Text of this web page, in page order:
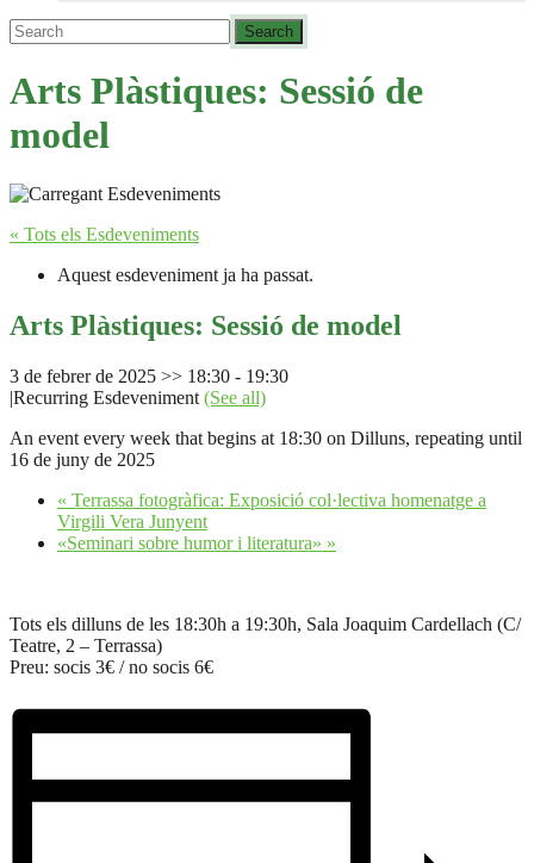
Arts Plàstiques: Sessió de
model
« Tots els Esdeveniments
Aquest esdeveniment ja ha passat.
Arts Plàstiques: Sessió de model
3 de febrer de 2025 >> 18:30 - 19:30
|Recurring Esdeveniment (See all)
An event every week that begins at 18:30 on Dilluns, repeating until
16 de juny de 2025
« Terrassa fotogràfica: Exposició col·lectiva homenatge a
Virgili Vera Junyent
«Seminari sobre humor i literatura» »
Tots els dilluns de les 18:30h a 19:30h, Sala Joaquim Cardellach (C/
Teatre, 2 – Terrassa)
Preu: socis 3€ / no socis 6€